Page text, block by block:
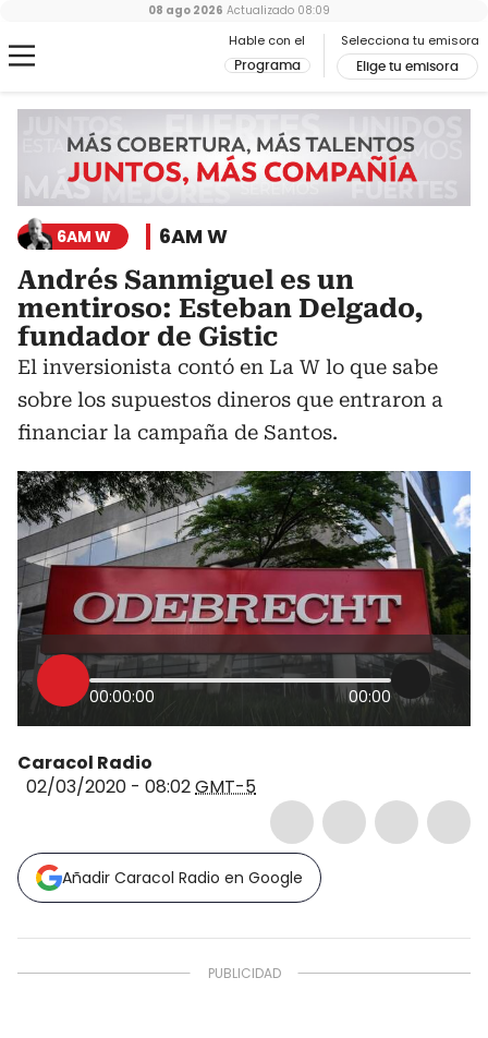
Hable con el
Programa
Selecciona tu emisora
Elige tu emisora
08 ago 2026 Actualizado 08:09
6AM W 6AM W
Andrés Sanmiguel es un
mentiroso: Esteban Delgado,
fundador de Gistic
El inversionista contó en La W lo que sabe
sobre los supuestos dineros que entraron a
financiar la campaña de Santos.
00:00:00 00:00
Caracol Radio
02/03/2020 - 08:02GMT-5
Añadir Caracol Radio en Google